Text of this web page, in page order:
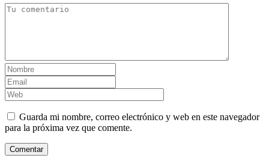
Guarda mi nombre, correo electrónico y web en este navegador
para la próxima vez que comente.